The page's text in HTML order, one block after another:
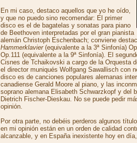
En mi caso, destaco aquellos que yo he oído,
y que no puedo sino recomendar: El primer
disco es el de bagatelas y sonatas para piano
de Beethoven interpretadas por el gran pianista
alemán Christoph Eschenbach; conviene
Hammerklavier(equivalente a la 3ª Sinfonía)
Op.111 (equivalente a la 9ª Sinfonía). El
Cisnes de Tchaikovski a cargo de la Orquesta
el director muniqués Wolfgang Sawallisch con
disco es de canciones populares alemanas
canadiense Gerald Moore al piano, y las
soprano alemana Elisabeth Schwarzkopf y del
Dietrich Fischer-Dieskau. No se puede pedir
opinión.
Por otra parte, no debéis perderos algunos
en mi opinión están en un orden de calidad
alcanzable, y en España inexistente hoy en